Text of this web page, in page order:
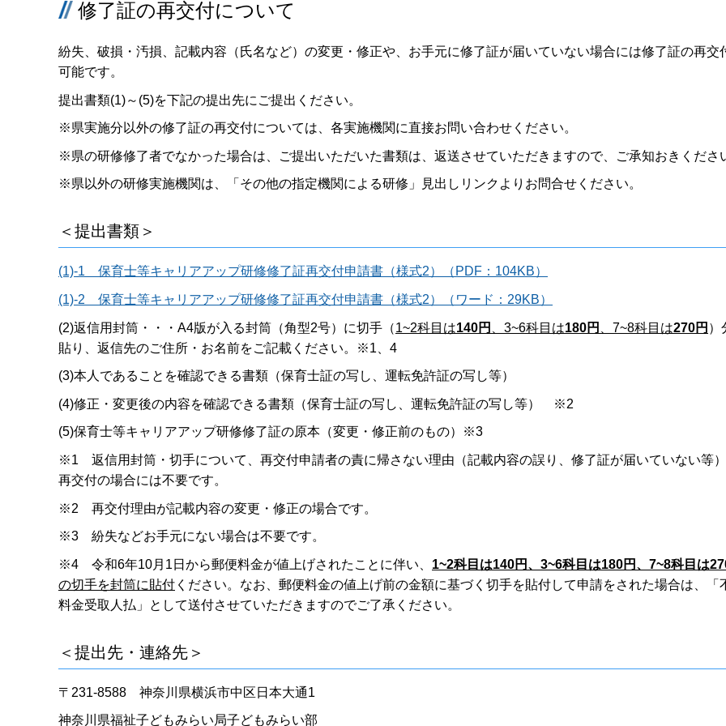
修了証の再交付について
紛失、破損・汚損、記載内容（氏名など）の変更・修正や、お手元に修了証が届いていない場合には修了証の再交
可能です。
提出書類(1)～(5)を下記の提出先にご提出ください。
※県実施分以外の修了証の再交付については、各実施機関に直接お問い合わせください。
※県の研修修了者でなかった場合は、ご提出いただいた書類は、返送させていただきますので、ご承知おきくださ
※県以外の研修実施機関は、「その他の指定機関による研修」見出しリンクよりお問合せください。
＜提出書類＞
(1)-1 保育士等キャリアアップ研修修了証再交付申請書（様式2）（PDF：104KB）
(1)-2 保育士等キャリアアップ研修修了証再交付申請書（様式2）（ワード：29KB）
(2)返信用封筒・・・A4版が入る封筒（角型2号）に切手（1~2科目は140円 、3~6科目は180円 、7~8科目は270円 ）
貼り、返信先のご住所・お名前をご記載ください。※1、4
(3)本人であることを確認できる書類（保育士証の写し、運転免許証の写し等）
(4)修正・変更後の内容を確認できる書類（保育士証の写し、運転免許証の写し等） ※2
(5)保育士等キャリアアップ研修修了証の原本（変更・修正前のもの）※3
※1 返信用封筒・切手について、再交付申請者の責に帰さない理由（記載内容の誤り、修了証が届いていない等
再交付の場合には不要です。
※2 再交付理由が記載内容の変更・修正の場合です。
※3 紛失などお手元にない場合は不要です。
※4 令和6年10月1日から郵便料金が値上げされたことに伴い、 1~2科目は140円、3~6科目は180円、7~8科目は
の切手を封筒に貼付 ください。なお、郵便料金の値上げ前の金額に基づく切手を貼付して申請をされた場合は、「
料金受取人払」として送付させていただきますのでご了承ください。
＜提出先・連絡先＞
〒231-8588 神奈川県横浜市中区日本大通1
神奈川県福祉子どもみらい局子どもみらい部